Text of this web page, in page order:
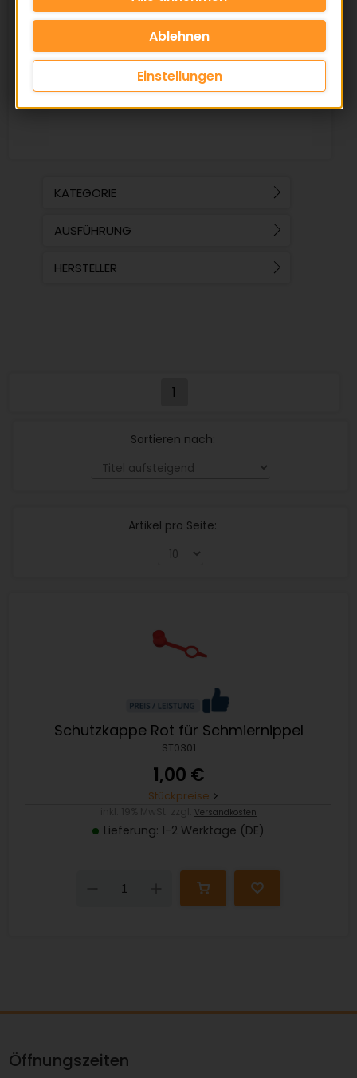
Vorteile nutzen
✅ Normteile nach DIN / ISO
✅ Große Lagerverfügbarkeit
KATEGORIE
AUSFÜHRUNG
HERSTELLER
1
Sortieren nach:
Artikel pro Seite:
Schutzkappe Rot für Schmiernippel
ST0301
1,00 €
Stückpreise
Versandkosten
Lieferung: 1-2 Werktage (DE)
Down
Öffnungszeiten
Einstellungen